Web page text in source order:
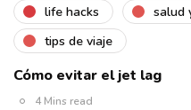
life hacks
salud
tips de viaje
Cómo evitar el jet lag
4 Mins read